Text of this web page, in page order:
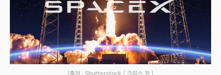
(출처 : Shutterstock / 크리스 정 )